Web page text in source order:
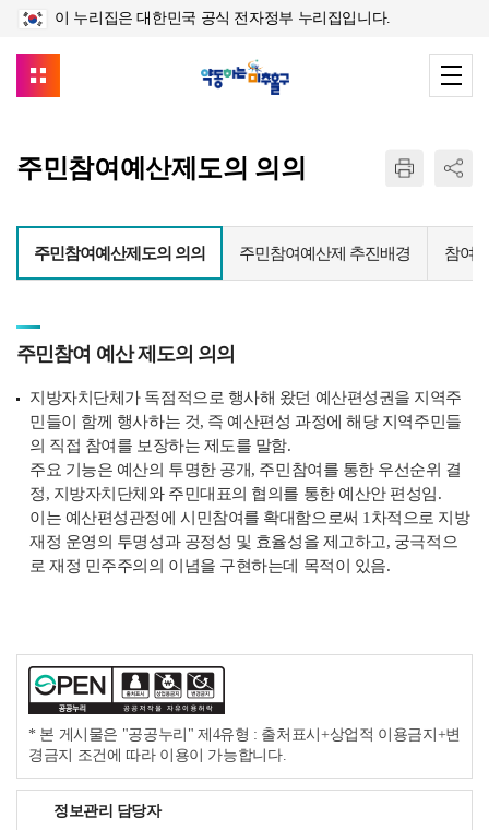
이 누리집은 대한민국 공식 전자정부 누리집입니다.
주민참여예산제도의 의의
주민참여예산제도의 의의 주민참여예산제 추진배경 참여
주민참여 예산 제도의 의의
지방자치단체가 독점적으로 행사해 왔던 예산편성권을 지역주
민들이 함께 행사하는 것, 즉 예산편성 과정에 해당 지역주민들
의 직접 참여를 보장하는 제도를 말함.
주요 기능은 예산의 투명한 공개, 주민참여를 통한 우선순위 결
정, 지방자치단체와 주민대표의 협의를 통한 예산안 편성임.
이는 예산편성관정에 시민참여를 확대함으로써 1차적으로 지방
재정 운영의 투명성과 공정성 및 효율성을 제고하고, 궁극적으
로 재정 민주주의의 이념을 구현하는데 목적이 있음.
* 본 게시물은 "공공누리" 제4유형 : 출처표시+상업적 이용금지+변
경금지 조건에 따라 이용이 가능합니다.
정보관리 담당자